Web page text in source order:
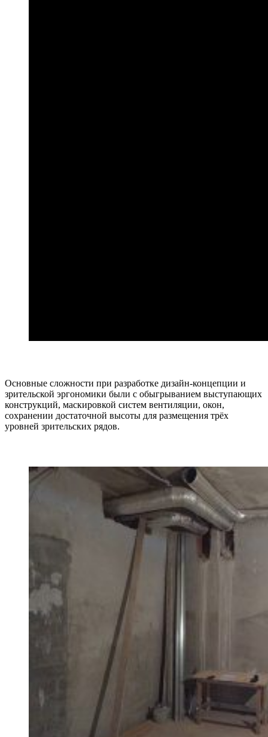
Основные сложности при разработке дизайн-концепции и
зрительской эргономики были с обыгрыванием выступающих
конструкций, маскировкой систем вентиляции, окон,
сохранении достаточной высоты для размещения трёх
уровней зрительских рядов.